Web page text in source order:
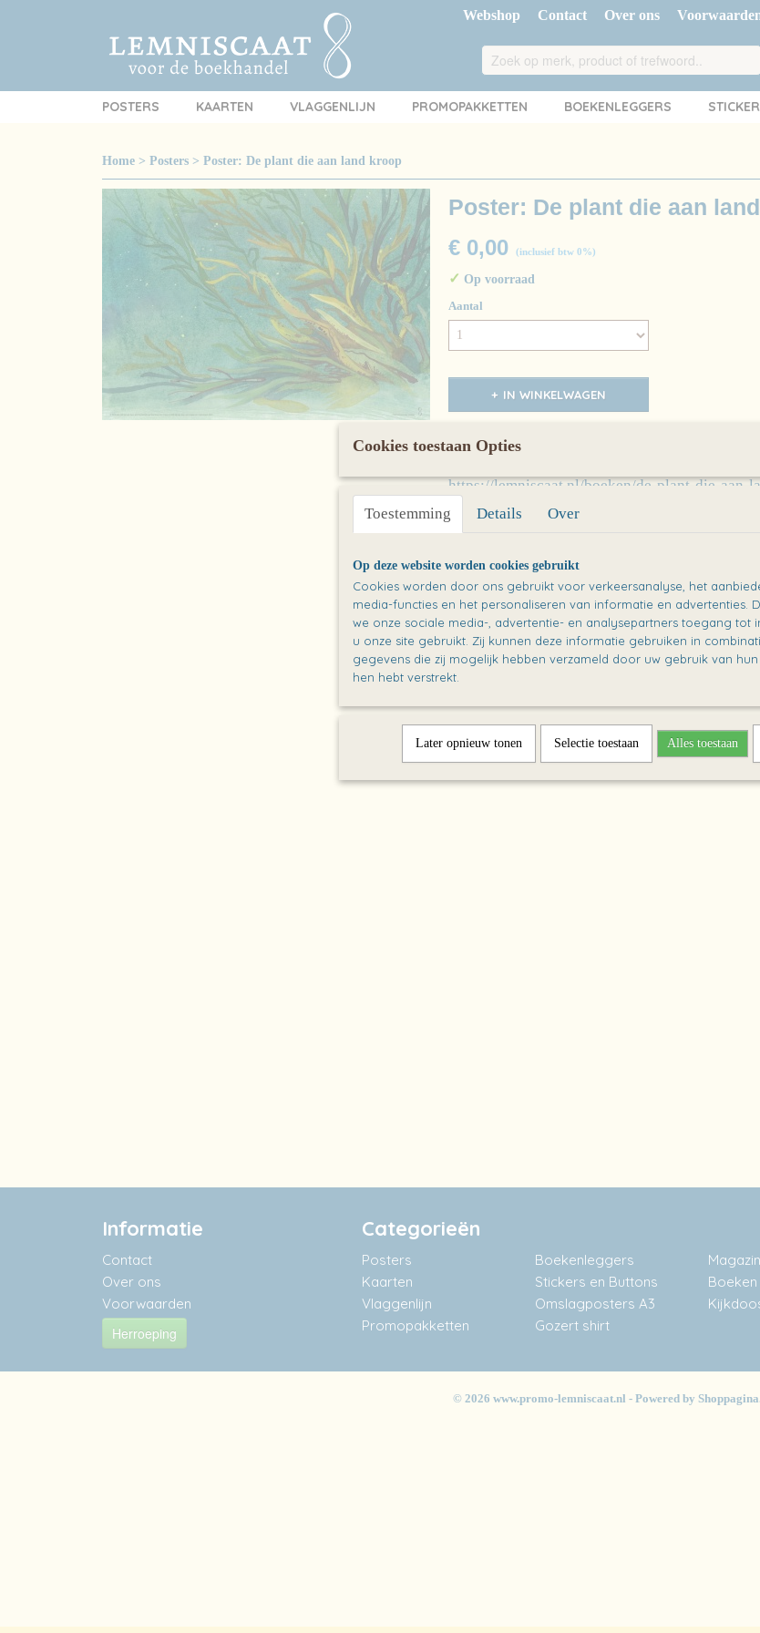
Webshop Contact Over ons
POSTERS KAARTEN VLAGGENLIJN PROMOPAKKETTEN BOEKENLEGGERS
Home > Posters > Poster: De plant die aan land kroop
Poster: De plant die aan
€ 0,00 (inclusief btw 0%)
✓ Op voorraad
Aantal
IN WINKELWAGEN
Omschrijving
De plant die aan land kroop door Casper van der Kooi &
https://lemniscaat.nl/boeken/de-plant-die-aan-
Informatie
Contact
Over ons
Voorwaarden
Herroeping
Categorieën
Posters
Kaarten
Vlaggenlijn
Promopakketten
Boekenleggers
Stickers en Buttons
Omslagposters A3
Gozert shirt
Boeken
© 2026 www.promo-lemniscaat.nl - Powered by
Cookies toestaan Opties
Toestemming Details Over
Op deze website worden cookies gebruikt
Cookies worden door ons gebruikt voor verkeersanalyse, het
media-functies en het personaliseren van informatie en advertenties.
we onze sociale media-, advertentie- en analysepartners toegang tot
u onze site gebruikt. Zij kunnen deze informatie gebruiken in
gegevens die zij mogelijk hebben verzameld door uw gebruik van
hen hebt verstrekt.
Later opnieuw tonen Selectie toestaan Alles toestaan